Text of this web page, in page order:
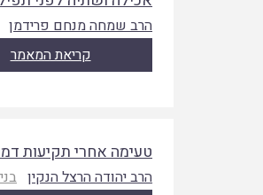
הרב שמחה מנחם פרידמן
קריאת המאמר
טעימה אחרי תקיעות
הרב יהודה הרצל הנקין